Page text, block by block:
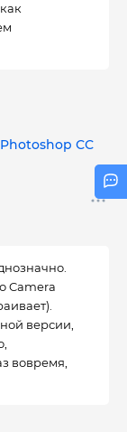
СС
Camera
версии,
вовремя,